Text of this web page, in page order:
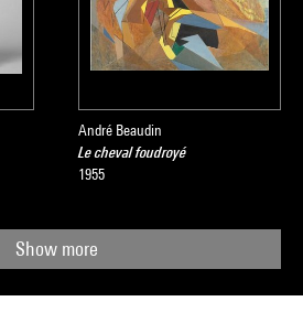
André Beaudin
Le cheval foudroyé
1955
Show more